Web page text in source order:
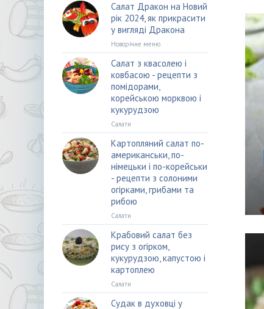
Салат Дракон на Новий
рік 2024, як прикрасити
у вигляді Дракона
Новорічне меню
Салат з квасолею і
ковбасою - рецепти з
помідорами,
корейською морквою і
кукурудзою
Салати
Картопляний салат по-
американськи, по-
німецьки і по-корейськи
- рецепти з солоними
огірками, грибами та
рибою
Салати
Крабовий салат без
рису з огірком,
кукурудзою, капустою і
картоплею
Салати
Судак в духовці у